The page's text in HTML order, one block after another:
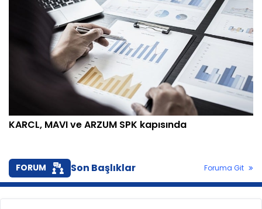
KARCL, MAVI ve ARZUM SPK kapısında
FORUM Son Başlıklar Foruma Git